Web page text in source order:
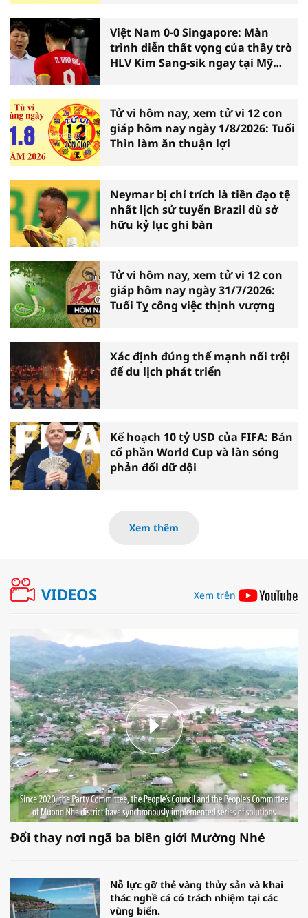
Việt Nam 0-0 Singapore: Màn
trình diễn thất vọng của thầy trò
HLV Kim Sang-sik ngay tại Mỹ
Tử vi hôm nay, xem tử vi 12 con
giáp hôm nay ngày 1/8/2026: Tuổi
Thìn làm ăn thuận lợi
Neymar bị chỉ trích là tiền đạo tệ
nhất lịch sử tuyển Brazil dù sở
hữu kỷ lục ghi bàn
Tử vi hôm nay, xem tử vi 12 con
giáp hôm nay ngày 31/7/2026:
Tuổi Tỵ công việc thịnh vượng
Xác định đúng thế mạnh nổi trội
để du lịch phát triển
Kế hoạch 10 tỷ USD của FIFA: Bán
cổ phần World Cup và làn sóng
phản đối dữ dội
Xem thêm
VIDEOS Xem trên
Đổi thay nơi ngã ba biên giới Mường Nhé
Nỗ lực gỡ thẻ vàng thủy sản và khai
thác nghề cá có trách nhiệm tại các
vùng biển.